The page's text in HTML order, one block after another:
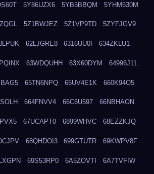
5Y86UZX6 5YB5BBQM 5YHM530M
5Z1BWJEZ 5Z1VP9TD 5ZYFJGV9
62LJGRE8 6316UU0I 634ZKLU1
63WDQUHH 63X60DYM 64996J11
65TN6NPQ 65UV4E1K 660K94O5
664FNVV4 66C6U597 66NBHAON
67UCAPT0 6899WHVC 68EZZKJQ
68QHDOI3 699GTUTR 69KWPV8F
69S53RP0 6A5ZOVTI 6A7TVFIW